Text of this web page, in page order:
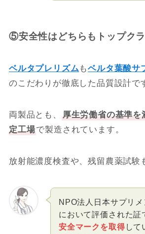
⑤安全性はどちらもトップク
ベルタプレリズムもベルタ葉酸サ
のこだわりが徹底した品質設計で
両製品とも、
厚生労働省の基準を
定工場で製造されています。
放射能濃度検査や、残留農薬試験
NPO法人日本サプリ
において評価された証
安全マークを取得して